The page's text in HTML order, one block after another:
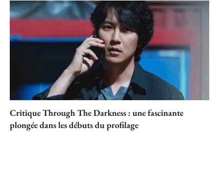
Critique Through The Darkness : une fascinante
plongée dans les débuts du profilage